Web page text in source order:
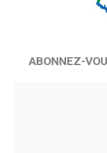
ABONNEZ-